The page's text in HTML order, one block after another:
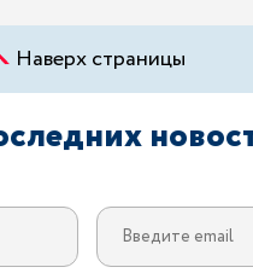
Наверх страницы